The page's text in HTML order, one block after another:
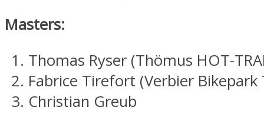
Masters:
Thomas Ryser (Thömus HOT-
Fabrice Tirefort (Verbier Bikepark
Christian Greub